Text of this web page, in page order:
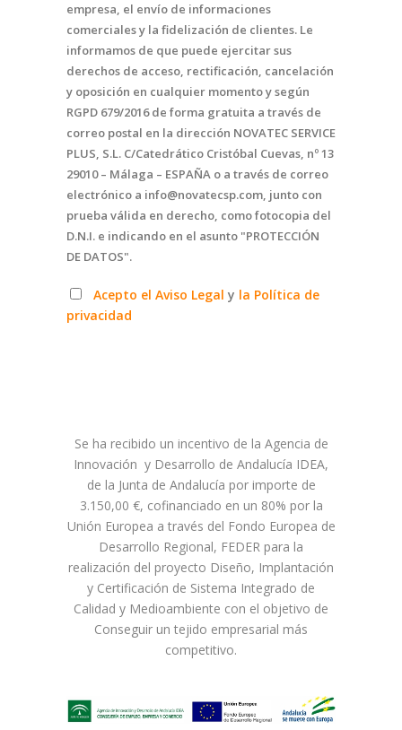
empresa, el envío de informaciones
comerciales y la fidelización de clientes. Le
informamos de que puede ejercitar sus
derechos de acceso, rectificación, cancelación
y oposición en cualquier momento y según
RGPD 679/2016 de forma gratuita a través de
correo postal en la dirección NOVATEC SERVICE
PLUS, S.L. C/Catedrático Cristóbal Cuevas, nº 13
29010 – Málaga – ESPAÑA o a través de correo
electrónico a info@novatecsp.com, junto con
prueba válida en derecho, como fotocopia del
D.N.I. e indicando en el asunto "PROTECCIÓN
DE DATOS".
Acepto el Aviso Legal y la Política de
privacidad
Se ha recibido un incentivo de la Agencia de
Innovación y Desarrollo de Andalucía IDEA,
de la Junta de Andalucía por importe de
3.150,00 €, cofinanciado en un 80% por la
Unión Europea a través del Fondo Europea de
Desarrollo Regional, FEDER para la
realización del proyecto Diseño, Implantación
y Certificación de Sistema Integrado de
Calidad y Medioambiente con el objetivo de
Conseguir un tejido empresarial más
competitivo.